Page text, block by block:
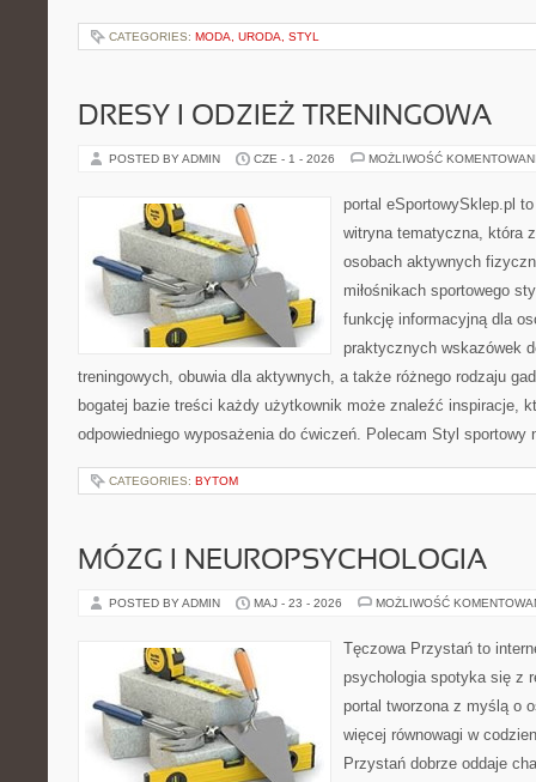
CATEGORIES: MODA, URODA, STYL
DRESY I ODZIEŻ TRENINGOWA
POSTED BY ADMIN CZE - 1 - 2026 MOŻLIWOŚĆ
portal eSportowySklep.pl
witryna tematyczna, która
osobach aktywnych
miłośnikach sportowego
funkcję informacyjną dla
praktycznych wskazówek
treningowych, obuwia dla aktywnych, a także różnego rodzaju
bogatej bazie treści każdy użytkownik może znaleźć inspiracje,
odpowiedniego wyposażenia do ćwiczeń. Polecam Styl
CATEGORIES: BYTOM
MÓZG I NEUROPSYCHOLOGIA
POSTED BY ADMIN MAJ - 23 - 2026 MOŻLIWOŚĆ
Tęczowa Przystań to
psychologia spotyka się z
portal tworzona z myślą o
więcej równowagi w
Przystań dobrze oddaje